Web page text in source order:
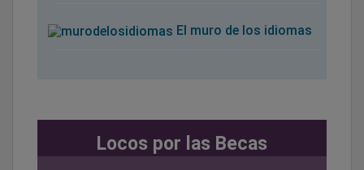
El muro de los idiomas
Locos por las Becas